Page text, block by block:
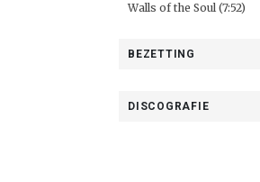
Walls of the Soul (7:52)
BEZETTING
DISCOGRAFIE